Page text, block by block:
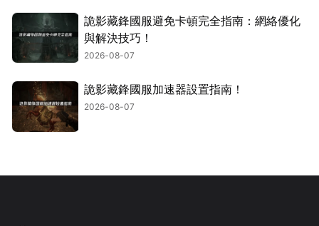
詭影藏鋒國服避免卡頓完全指南：網絡優化
與解決技巧！
2026-08-07
詭影藏鋒國服加速器設置指南！
2026-08-07